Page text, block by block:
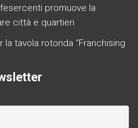
promuove la
città e quartieri
tavola rotonda “Franchising